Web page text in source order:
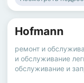
Hofmann
ремонт и
и обслуживание
обслуживание и